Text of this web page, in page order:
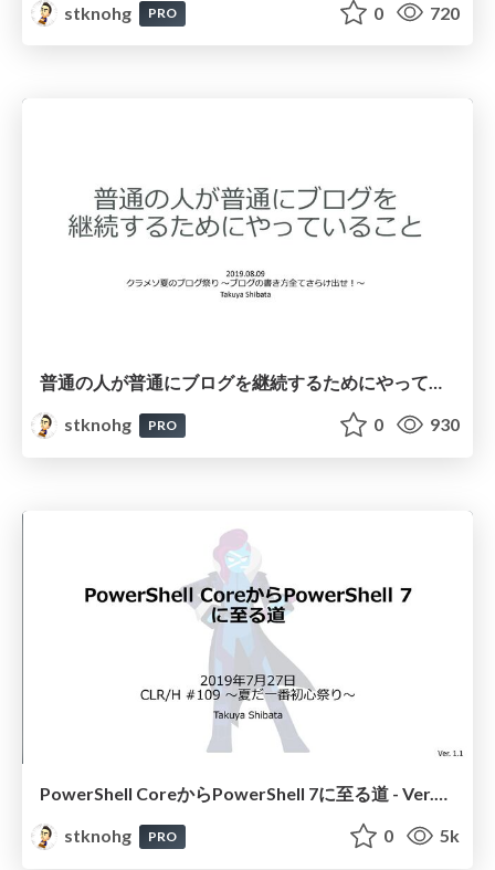
stknohg
PRO 0 720
普通の人が普通にブログを継続するためにやっていること
stknohg
PRO 0 930
PowerShell CoreからPowerShell 7に至る道 - Ver.1.1
stknohg
PRO 0 5k